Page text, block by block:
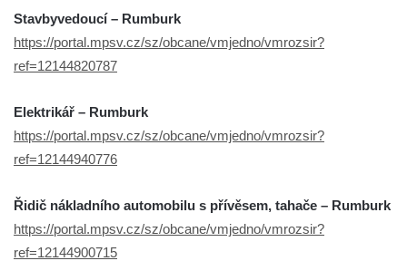
Stavbyvedoucí – Rumburk
https://portal.mpsv.cz/sz/obcane/vmjedno/vmrozsir?
ref=12144820787
Elektrikář – Rumburk
https://portal.mpsv.cz/sz/obcane/vmjedno/vmrozsir?
ref=12144940776
Řidič nákladního automobilu s přívěsem, tahače – Rumburk
https://portal.mpsv.cz/sz/obcane/vmjedno/vmrozsir?
ref=12144900715